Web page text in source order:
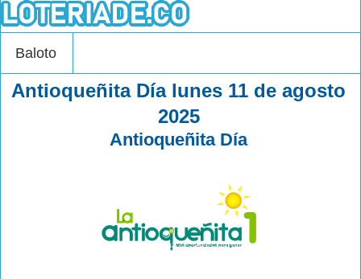
Baloto
Antioqueñita Día lunes 11 de agosto
2025
Antioqueñita Día